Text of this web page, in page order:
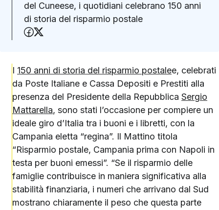
del Cuneese, i quotidiani celebrano 150 anni
di storia del risparmio postale
Condividi su Facebook
I 150 anni di storia del risparmio postalee, celebrati
da Poste Italiane e Cassa Depositi e Prestiti alla
presenza del Presidente della Repubblica Sergio
Mattarella, sono stati l’occasione per compiere un
ideale giro d’Italia tra i buoni e i libretti, con la
Campania eletta “regina”. Il Mattino titola
“Risparmio postale, Campania prima con Napoli in
testa per buoni emessi”. “Se il risparmio delle
famiglie contribuisce in maniera significativa alla
stabilità finanziaria, i numeri che arrivano dal Sud
mostrano chiaramente il peso che questa parte